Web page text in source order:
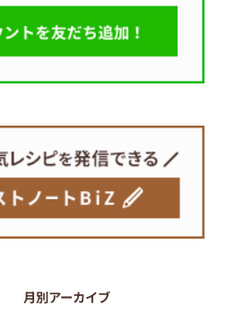
月別アーカイブ